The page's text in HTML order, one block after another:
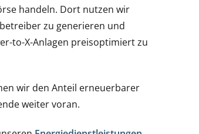
handeln. Dort nutzen wir
zu generieren und
to-X-Anlagen preisoptimiert zu
wir den Anteil erneuerbarer
weiter voran.